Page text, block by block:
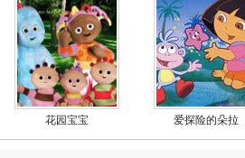
花园宝宝 爱探险的朵拉